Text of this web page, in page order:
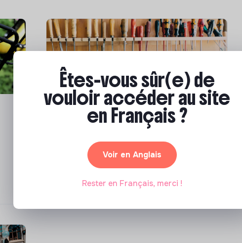
Compétences & formations
transition écologique ?
Marianne Roussel•09 janvier 2024
Êtes-vous sûr(e) de
vouloir accéder au site
en Français ?
Voir en Anglais
Rester en Français, merci !